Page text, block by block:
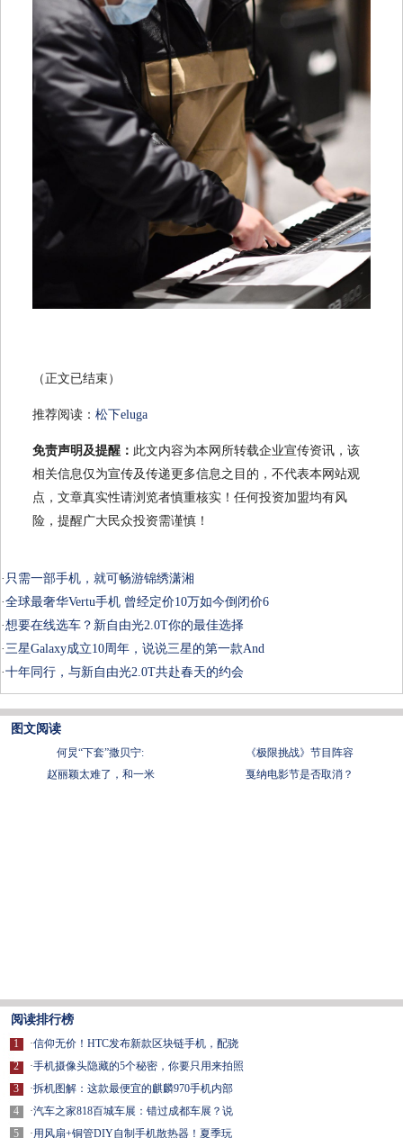
（正文已结束）
推荐阅读： 松下eluga
免责声明及提醒： 此文内容为本网所转载企业宣传资讯，该
相关信息仅为宣传及传递更多信息之目的，不代表本网站观
点，文章真实性请浏览者慎重核实！任何投资加盟均有风
险，提醒广大民众投资需谨慎！
· 只需一部手机，就可畅游锦绣潇湘
·全球最奢华Vertu手机 曾经定价10万如今倒闭价6
·想要在线选车？新自由光2.0T你的最佳选择
· 三星Galaxy成立10周年，说说三星的第一款And
·十年同行，与新自由光2.0T共赴春天的约会
图文阅读
何炅“下套”撒贝宁:
《极限挑战》节目阵容
赵丽颖太难了，和一米
戛纳电影节是否取消？
阅读排行榜
1
2
3
4
5
·信仰无价！HTC发布新款区块链手机，配骁
·手机摄像头隐藏的5个秘密，你要只用来拍照
·拆机图解：这款最便宜的麒麟970手机内部
·汽车之家818百城车展：错过成都车展？说
·用风扇+铜管DIY自制手机散热器！夏季玩